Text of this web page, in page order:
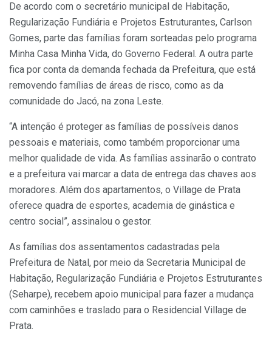
De acordo com o secretário municipal de Habitação,
Regularização Fundiária e Projetos Estruturantes, Carlson
Gomes, parte das famílias foram sorteadas pelo programa
Minha Casa Minha Vida, do Governo Federal. A outra parte
fica por conta da demanda fechada da Prefeitura, que está
removendo famílias de áreas de risco, como as da
comunidade do Jacó, na zona Leste.
“A intenção é proteger as famílias de possíveis danos
pessoais e materiais, como também proporcionar uma
melhor qualidade de vida. As famílias assinarão o contrato
e a prefeitura vai marcar a data de entrega das chaves aos
moradores. Além dos apartamentos, o Village de Prata
oferece quadra de esportes, academia de ginástica e
centro social”, assinalou o gestor.
As famílias dos assentamentos cadastradas pela
Prefeitura de Natal, por meio da Secretaria Municipal de
Habitação, Regularização Fundiária e Projetos Estruturantes
(Seharpe), recebem apoio municipal para fazer a mudança
com caminhões e traslado para o Residencial Village de
Prata.